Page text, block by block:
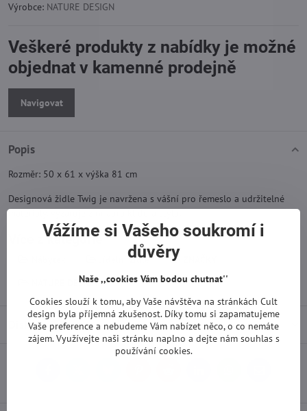
Výrobce: NATURE DESIGN
Veškeré produkty z nabídky je možné
objednat v kamenné prodejně
Navigovat
Popis
Rozměr: 50 x 61 x výška 81 cm
Designová židle Twig je navržena s vášní pro řemeslo a udržitelné
materiály, vyzařuje z ní aura klidu a stylu.
Více z kategorie
Jídelní židle
NATURE DESIGN
Diskuse 0
Vážíme si Vašeho soukromí i
důvěry
Naše ,,cookies Vám bodou chutnat''
Cookies slouží k tomu, aby Vaše návštěva na stránkách Cult
design byla příjemná zkušenost. Díky tomu si zapamatujeme
Vaše preference a nebudeme Vám nabízet něco, o co nemáte
zájem. Využívejte naši stránku naplno a dejte nám souhlas s
používání cookies.